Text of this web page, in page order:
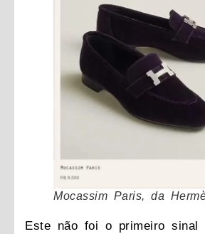
Mocassim Paris, da
Este não foi o primeiro sinal